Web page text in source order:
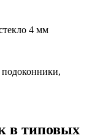
4 мм
в типовых